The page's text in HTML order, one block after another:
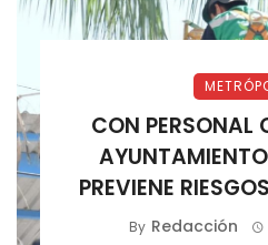
CON PERSONAL
PREVIENE
By Redacción